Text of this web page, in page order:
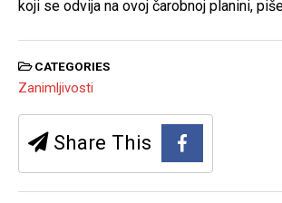
koji se odvija na ovoj čarobnoj planini,
CATEGORIES
Zanimljivosti
Share This